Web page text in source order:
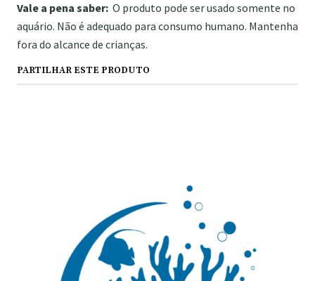
Vale a pena saber: O produto pode ser usado somente no
aquário. Não é adequado para consumo humano. Mantenha
fora do alcance de crianças.
PARTILHAR ESTE PRODUTO